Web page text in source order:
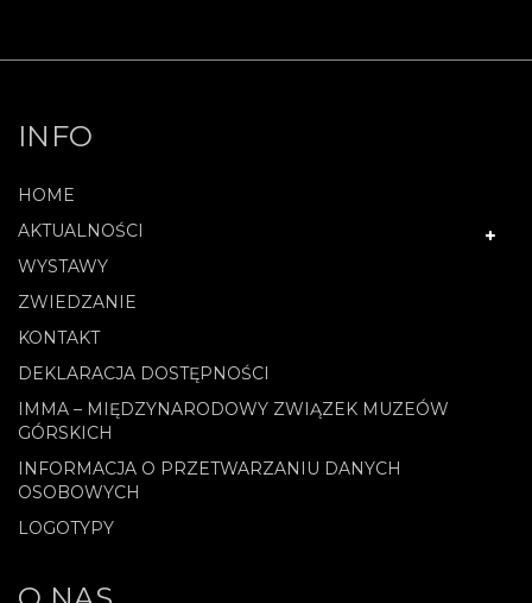
INFO
HOME
AKTUALNOŚCI
WYSTAWY
ZWIEDZANIE
KONTAKT
DEKLARACJA DOSTĘPNOŚCI
IMMA – MIĘDZYNARODOWY ZWIĄZEK MUZEÓW
GÓRSKICH
INFORMACJA O PRZETWARZANIU DANYCH
OSOBOWYCH
LOGOTYPY